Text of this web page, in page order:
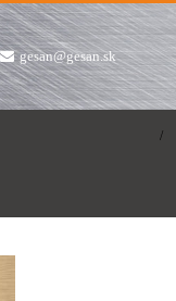
gesan@gesan.sk